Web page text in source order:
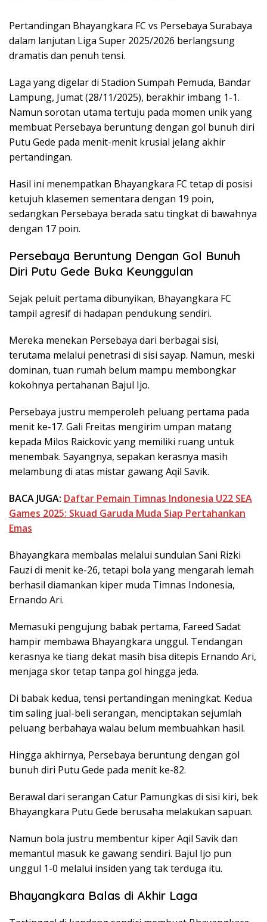
Pertandingan Bhayangkara FC vs Persebaya Surabaya
dalam lanjutan Liga Super 2025/2026 berlangsung
dramatis dan penuh tensi.
Laga yang digelar di Stadion Sumpah Pemuda, Bandar
Lampung, Jumat (28/11/2025), berakhir imbang 1-1.
Namun sorotan utama tertuju pada momen unik yang
membuat Persebaya beruntung dengan gol bunuh diri
Putu Gede pada menit-menit krusial jelang akhir
pertandingan.
Hasil ini menempatkan Bhayangkara FC tetap di posisi
ketujuh klasemen sementara dengan 19 poin,
sedangkan Persebaya berada satu tingkat di bawahnya
dengan 17 poin.
Persebaya Beruntung Dengan Gol Bunuh
Diri Putu Gede Buka Keunggulan
Sejak peluit pertama dibunyikan, Bhayangkara FC
tampil agresif di hadapan pendukung sendiri.
Mereka menekan Persebaya dari berbagai sisi,
terutama melalui penetrasi di sisi sayap. Namun, meski
dominan, tuan rumah belum mampu membongkar
kokohnya pertahanan Bajul Ijo.
Persebaya justru memperoleh peluang pertama pada
menit ke-17. Gali Freitas mengirim umpan matang
kepada Milos Raickovic yang memiliki ruang untuk
menembak. Sayangnya, sepakan kerasnya masih
melambung di atas mistar gawang Aqil Savik.
BACA JUGA: Daftar Pemain Timnas Indonesia U22 SEA
Games 2025: Skuad Garuda Muda Siap Pertahankan
Emas
Bhayangkara membalas melalui sundulan Sani Rizki
Fauzi di menit ke-26, tetapi bola yang mengarah lemah
berhasil diamankan kiper muda Timnas Indonesia,
Ernando Ari.
Memasuki pengujung babak pertama, Fareed Sadat
hampir membawa Bhayangkara unggul. Tendangan
kerasnya ke tiang dekat masih bisa ditepis Ernando Ari,
menjaga skor tetap tanpa gol hingga jeda.
Di babak kedua, tensi pertandingan meningkat. Kedua
tim saling jual-beli serangan, menciptakan sejumlah
peluang berbahaya walau belum membuahkan hasil.
Hingga akhirnya, Persebaya beruntung dengan gol
bunuh diri Putu Gede pada menit ke-82.
Berawal dari serangan Catur Pamungkas di sisi kiri, bek
Bhayangkara Putu Gede berusaha melakukan sapuan.
Namun bola justru membentur kiper Aqil Savik dan
memantul masuk ke gawang sendiri. Bajul Ijo pun
unggul 1-0 melalui insiden yang tak terduga itu.
Bhayangkara Balas di Akhir Laga